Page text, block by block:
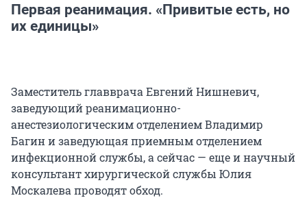
Первая реанимация. «Привитые есть, но
их единицы»
Заместитель главврача Евгений Нишневич,
заведующий реанимационно-
анестезиологическим отделением Владимир
Багин и заведующая приемным отделением
инфекционной службы, а сейчас — еще и научный
консультант хирургической службы Юлия
Москалева проводят обход.